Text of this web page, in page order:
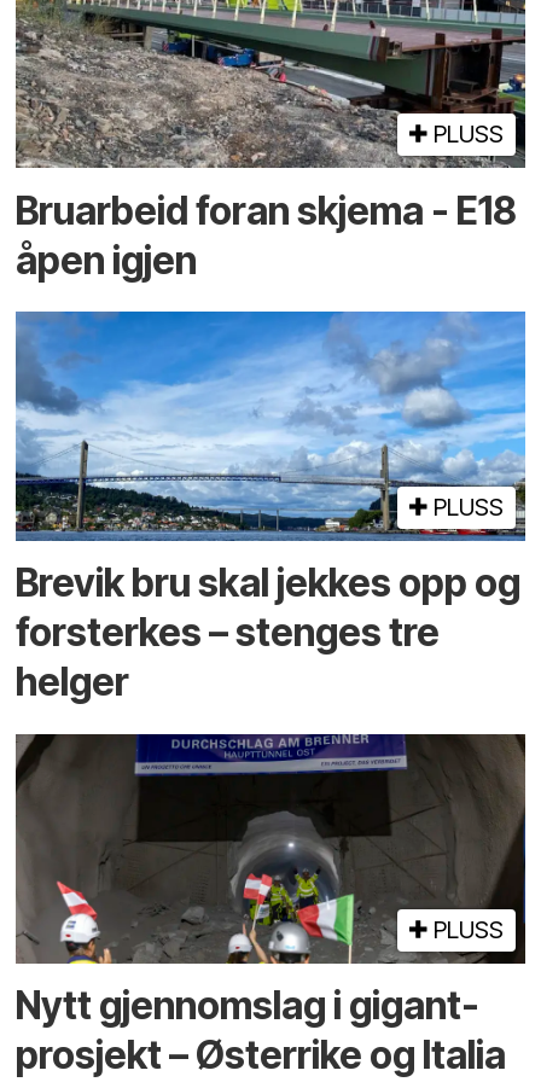
PLUSS
Bruarbeid foran skjema - E18
åpen igjen
PLUSS
Brevik bru skal jekkes opp og
forsterkes – stenges tre
helger
PLUSS
Nytt gjennomslag i gigant­
prosjekt – Østerrike og Italia